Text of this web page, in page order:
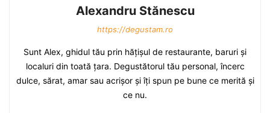
Alexandru Stănescu
https://degustam.ro
Sunt Alex, ghidul tău prin hăţişul de restaurante, baruri şi
localuri din toată ţara. Degustătorul tău personal, încerc
dulce, sărat, amar sau acrişor şi îţi spun pe bune ce merită şi
ce nu.